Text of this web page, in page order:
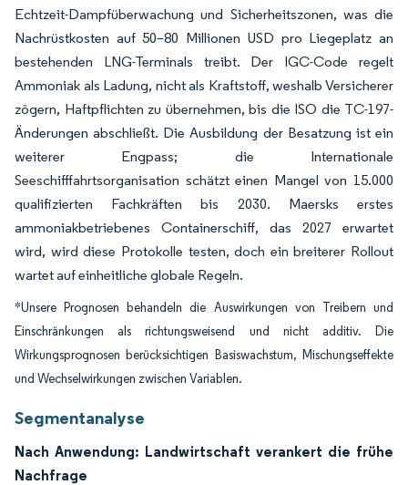
Echtzeit-Dampfüberwachung und Sicherheitszonen, was die
Nachrüstkosten auf 50–80 Millionen USD pro Liegeplatz an
bestehenden LNG-Terminals treibt. Der IGC-Code regelt
Ammoniak als Ladung, nicht als Kraftstoff, weshalb Versicherer
zögern, Haftpflichten zu übernehmen, bis die ISO die TC-197-
Änderungen abschließt. Die Ausbildung der Besatzung ist ein
weiterer Engpass; die Internationale
Seeschifffahrtsorganisation schätzt einen Mangel von 15.000
qualifizierten Fachkräften bis 2030. Maersks erstes
ammoniakbetriebenes Containerschiff, das 2027 erwartet
wird, wird diese Protokolle testen, doch ein breiterer Rollout
wartet auf einheitliche globale Regeln.
*Unsere Prognosen behandeln die Auswirkungen von Treibern und
Einschränkungen als richtungsweisend und nicht additiv. Die
Wirkungsprognosen berücksichtigen Basiswachstum, Mischungseffekte
und Wechselwirkungen zwischen Variablen.
Segmentanalyse
Nach Anwendung: Landwirtschaft verankert die frühe
Nachfrage